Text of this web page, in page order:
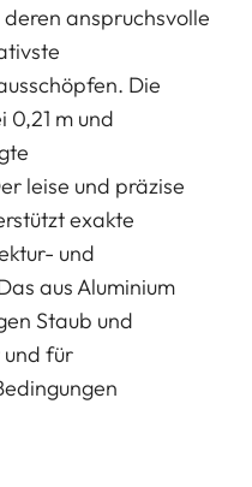
anspruchsvolle
Die
0,21 m und
leise und präzise
exakte
und
aus Aluminium
Staub und
für